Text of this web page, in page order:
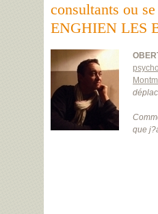
consultants ou
ENGHIEN LES
que